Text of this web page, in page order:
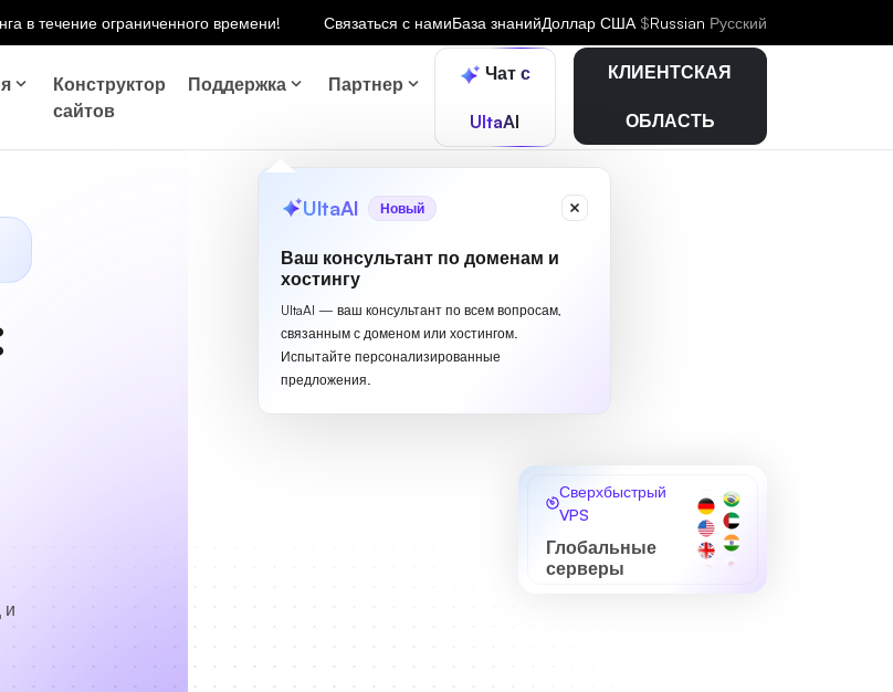
в течение ограниченного времени! Связаться с намиБаза знанийДоллар США $Russian Русский
Конструктор
сайтов
Поддержка Партнер Чат с
UltaAI
UltaAI Новый
Ваш консультант по доменам и
хостингу
UltaAI — ваш консультант по всем вопросам,
связанным с доменом или хостингом.
Испытайте персонализированные
предложения.
КЛИЕНТСКАЯ
ОБЛАСТЬ
и
Сверхбыстрый
VPS
Глобальные
серверы